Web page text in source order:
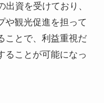
資を受けており、
や観光促進を担って
ことで、利益重視だ
ることが可能になっ